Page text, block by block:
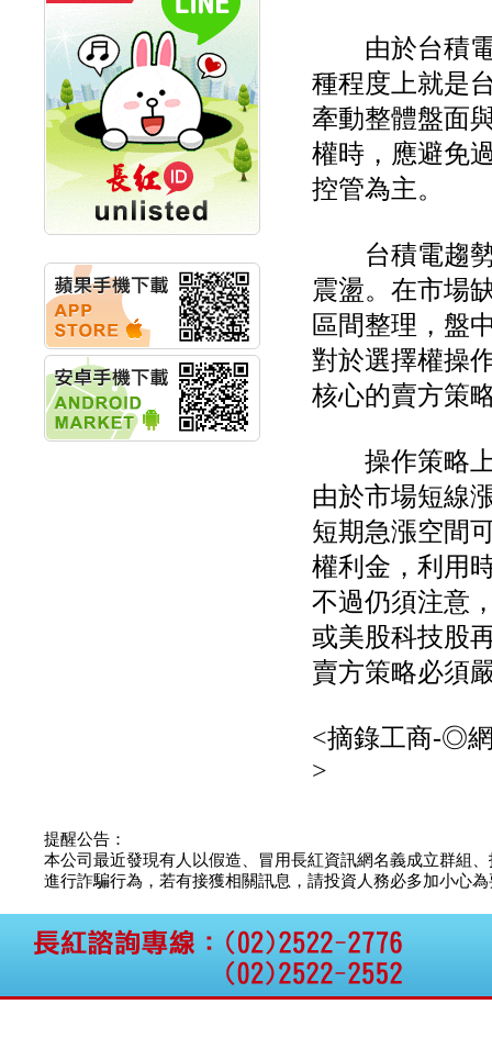
新光人壽保險:新壽Q1外
價金將達996億
宇辰系統科技:宇辰業績
創新高 啟動興櫃轉上櫃
計畫
明緯企業:明緯永續科技
競賽 以電源驅動善的力
量
秀育企業:秀育SHO-U儲
能系統 獲國內首張CNS
認證
聯博投信:聯博00404A
從容擁抱台股主流
華旭先進:代重要子公司
碩通散熱股份有限公司
公告董事會通過發言人
及代理發
華旭先進:代重要子公司
碩通散熱股份有限公司
公告董事會決議發行員
工認股權
115/05/12重訊內容(停
止過戶起始日期)
將捷:代子公司忠明營造
「新北市淡水區海鷗段
11
阿波羅電力:公告本公司
法人監察人改派代表人
由於台積電
種程度上就是
牽動整體盤面
權時，應避免
控管為主。
台積電趨勢
震盪。在市場
區間整理，盤
對於選擇權操
核心的賣方策
操作策略上
由於市場短線
短期急漲空間
權利金，利用
不過仍須注意
或美股科技股
賣方策略必須
<摘錄工商-◎
>
提醒公告：
本公司最近發現有人以假造、冒用長紅資訊網名義成立群組
進行詐騙行為，若有接獲相關訊息，請投資人務必多加小心